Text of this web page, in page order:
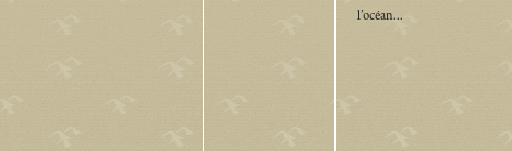
l’océan...